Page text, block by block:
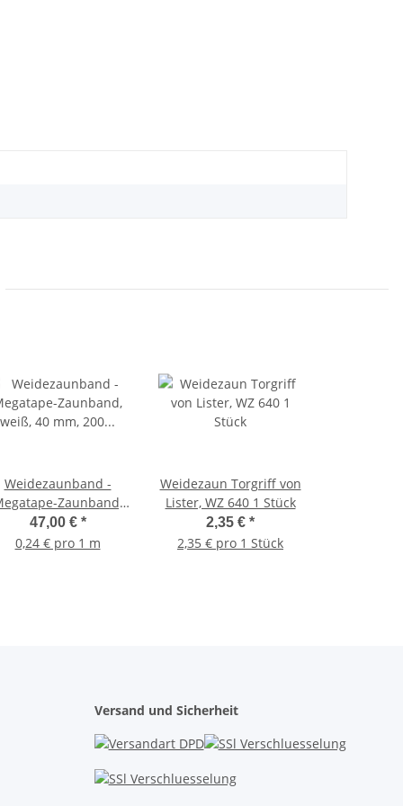
Weidezaunband -
Zaunband,
weiß, 40 mm, 200 m,
1,79 Ohm/m
47,00 € *
0,24 € pro 1 m
Weidezaun Torgriff von
Lister, WZ 640 1 Stück
2,35 € *
2,35 € pro 1 Stück
Versand und Sicherheit